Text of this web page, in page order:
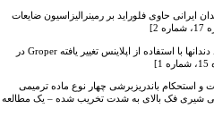
حاوی فلوراید بر رمینرالیزاسیون ضایعات
بازسازی زیبایی و عملکرد دندانها با استفاده از اپلاینس تغییر یافته Groper در
باندریزبرشی چهار نوع ماده ترمیمی
شیری فک بالای به شدت تخریب شده – یک مطالعه